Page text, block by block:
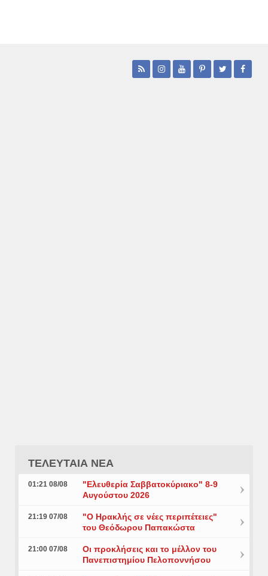
ΤΕΛΕΥΤΑΙΑ ΝΕΑ
01:21 08/08
"Ελευθερία Σαββατοκύριακο" 8-9
Αυγούστου 2026
21:19 07/08
"Ο Ηρακλής σε νέες περιπέτειες"
του Θεόδωρου Παπακώστα
21:00 07/08
Οι προκλήσεις και το μέλλον του
Πανεπιστημίου Πελοποννήσου